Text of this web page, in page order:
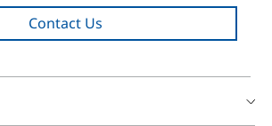
Contact Us